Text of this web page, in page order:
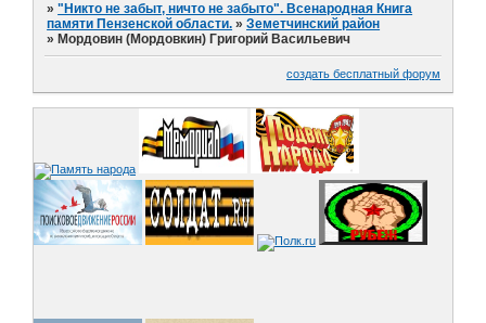
»"Никто не забыт, ничто не забыто". Всенародная Книга
памяти Пензенской области. »Земетчинский район
» Мордовин (Мордовкин) Григорий Васильевич
создать бесплатный форум